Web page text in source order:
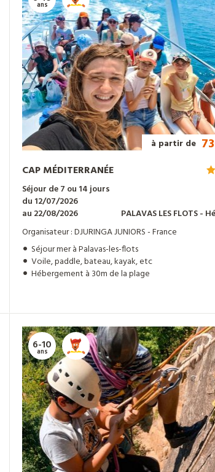
ans
à partir de
CAP MÉDITERRANÉE
Séjour de 7 ou 14 jours
du 12/07/2026
au 22/08/2026
PALAVAS LES FLOTS-
Organisateur : DJURINGA JUNIORS - France
Séjour mer à Palavas-les-flots
Voile, paddle, bateau, kayak, etc
Hébergement à 30m de la plage
6-10
ans